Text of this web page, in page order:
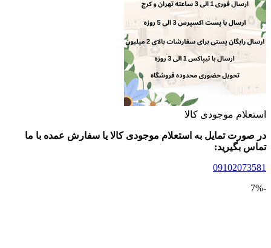
موجودی کالا
تمایل به استعلام موجودی کالا یا سفارش عمده با ما
بگیرید: